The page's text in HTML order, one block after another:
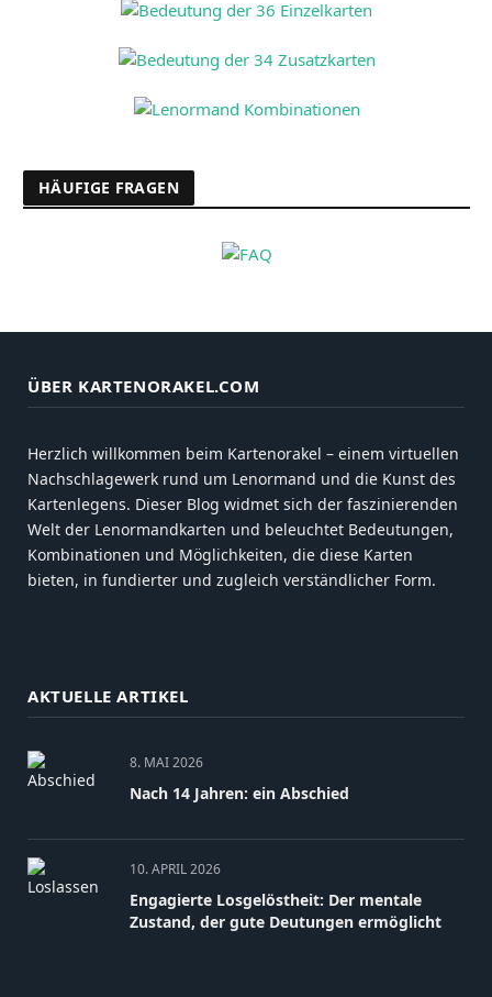
HÄUFIGE FRAGEN
ÜBER KARTENORAKEL.COM
Herzlich willkommen beim Kartenorakel – einem virtuellen
Nachschlagewerk rund um Lenormand und die Kunst des
Kartenlegens. Dieser Blog widmet sich der faszinierenden
Welt der Lenormandkarten und beleuchtet Bedeutungen,
Kombinationen und Möglichkeiten, die diese Karten
bieten, in fundierter und zugleich verständlicher Form.
AKTUELLE ARTIKEL
8. MAI 2026
Nach 14 Jahren: ein Abschied
10. APRIL 2026
Engagierte Losgelöstheit: Der mentale
Zustand, der gute Deutungen ermöglicht